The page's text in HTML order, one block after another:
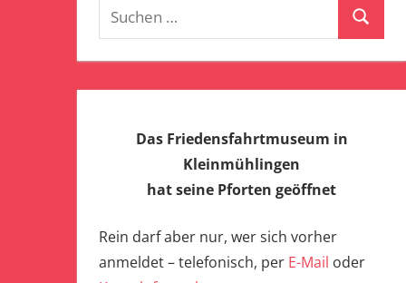
Suchen
Suchen
Das Friedensfahrtmuseum in
Kleinmühlingen
hat seine Pforten geöffnet
Rein darf aber nur, wer sich vorher
anmeldet – telefonisch, per E-Mail oder